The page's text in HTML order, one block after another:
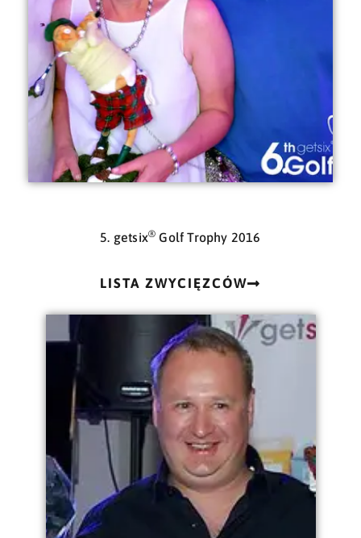
5. getsix® Golf Trophy 2016
LISTA ZWYCIĘZCÓW